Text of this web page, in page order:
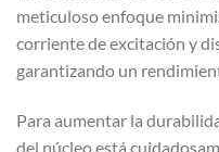
meticuloso enfoque
corriente de excitación y
garantizando un
Para aumentar la
del núcleo está